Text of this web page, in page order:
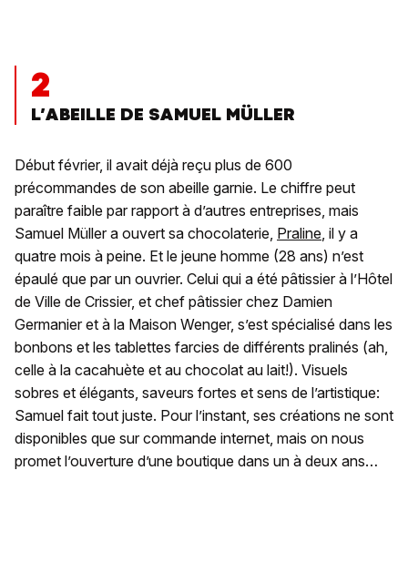
2
L’ABEILLE DE SAMUEL MÜLLER
Début février, il avait déjà reçu plus de 600
précommandes de son abeille garnie. Le chiffre peut
paraître faible par rapport à d’autres entreprises, mais
Samuel Müller a ouvert sa chocolaterie, Praline, il y a
quatre mois à peine. Et le jeune homme (28 ans) n’est
épaulé que par un ouvrier. Celui qui a été pâtissier à l’Hôtel
de Ville de Crissier, et chef pâtissier chez Damien
Germanier et à la Maison Wenger, s’est spécialisé dans les
bonbons et les tablettes farcies de différents pralinés (ah,
celle à la cacahuète et au chocolat au lait!). Visuels
sobres et élégants, saveurs fortes et sens de l’artistique:
Samuel fait tout juste. Pour l’instant, ses créations ne sont
disponibles que sur commande internet, mais on nous
promet l’ouverture d’une boutique dans un à deux ans…